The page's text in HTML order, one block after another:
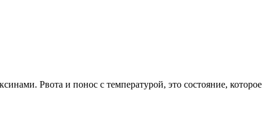
Рвота и понос с температурой, это состояние, которое